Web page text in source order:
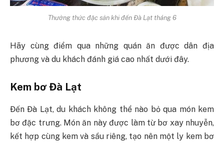
Thưởng thức đặc sản khi đến Đà Lạt tháng 6
Hãy cùng điểm qua những quán ăn được dân địa
phương và du khách đánh giá cao nhất dưới đây.
Kem bơ Đà Lạt
Đến Đà Lạt, du khách không thể nào bỏ qua món kem
bơ đặc trưng. Món ăn này được làm từ bơ xay nhuyễn,
kết hợp cùng kem và sầu riêng, tạo nên một ly kem bơ